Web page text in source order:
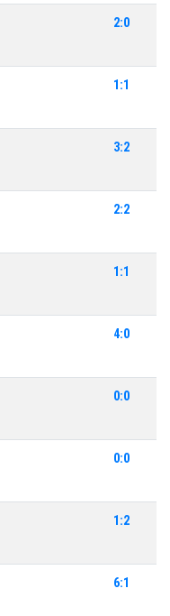
2:0
1:1
3:2
2:2
1:1
4:0
0:0
0:0
1:2
6:1